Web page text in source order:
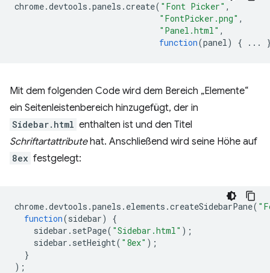
chrome.devtools .panels .create( "Font Picker" ,
"FontPicker.png" ,
"Panel.html" ,
function(panel) { ...
Mit dem folgenden Code wird dem Bereich „Elemente“
ein Seitenleistenbereich hinzugefügt, der in
Sidebar.html enthalten ist und den Titel
Schriftartattributehat. Anschließend wird seine Höhe auf
8ex festgelegt:
chrome.devtools .panels . elements .createSidebarPane(
function(sidebar)
{
sidebar . setPage( "Sidebar.html" );
sidebar . setHeight( "8ex" );
}
);